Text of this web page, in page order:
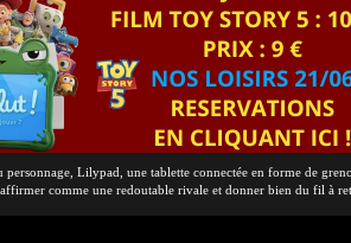
Lilypad, une tablette connectée en forme de
comme une redoutable rivale et donner bien du fil à